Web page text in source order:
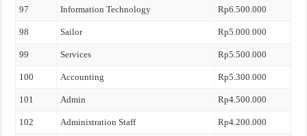
97 Information Technology Rp6.500.000
98 Sailor Rp5.000.000
99 Services Rp5.500.000
100 Accounting Rp5.300.000
101 Admin Rp4.500.000
102 Administration Staff Rp4.200.000